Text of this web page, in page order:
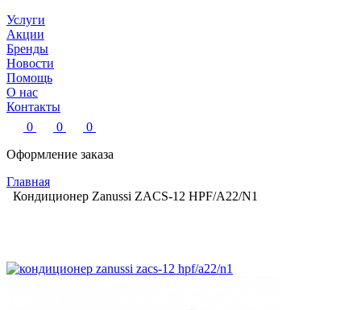
Услуги
Акции
Бренды
Новости
Помощь
О нас
Контакты
0
0
0
Оформление заказа
Главная
Кондиционер Zanussi ZACS-12 HPF/A22/N1